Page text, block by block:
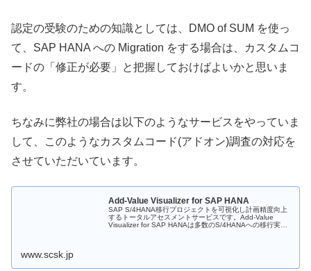
認定の受験のための知識としては、DMO of SUM を使っ
て、SAP HANA への Migration をする場合は、カスタムコ
ードの「修正が必要」と把握しておけばよいかと思いま
す。
ちなみに弊社の場合は以下のようなサービスをやっていま
して、このようなカスタムコード(アドオン)調査の対応を
させていただいています。
Add-Value Visualizer for SAP HANA
SAP S/4HANA移行プロジェクトを可視化し計画精度向上
するトータルアセスメントサービスです。Add-Value
Visualizer for SAP HANAは多数のS/4HANAへの移行実績
www.scsk.jp